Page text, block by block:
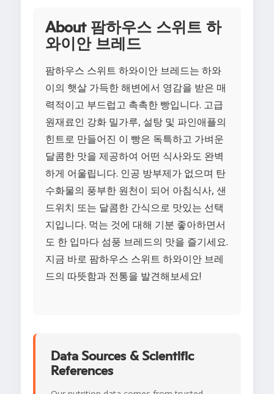
About 팜하우스 스위트 하
와이안 브레드
팜하우스 스위트 하와이안 브레드는 하와
이의 햇살 가득한 해변에서 영감을 받은 매
력적이고 부드럽고 촉촉한 빵입니다. 고급
원재료인 강화 밀가루, 설탕 및 파인애플의
힌트로 만들어진 이 빵은 독특하고 가벼운
달콤한 맛을 제공하여 어떤 식사와도 완벽
하게 어울립니다. 인공 방부제가 없으며 탄
수화물의 풍부한 원천이 되어 아침식사, 샌
드위치 또는 달콤한 간식으로 맛있는 선택
지입니다. 먹는 것에 대해 기분 좋아하면서
도 한 입마다 섬풍 브레드의 맛을 즐기세요.
지금 바로 팜하우스 스위트 하와이안 브레
드의 따뜻함과 전통을 발견해보세요!
Data Sources & Scientific
References